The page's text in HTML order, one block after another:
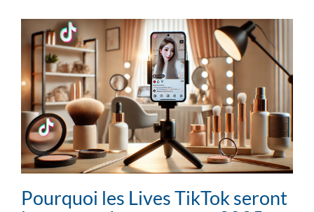
Pourquoi les Lives TikTok seront